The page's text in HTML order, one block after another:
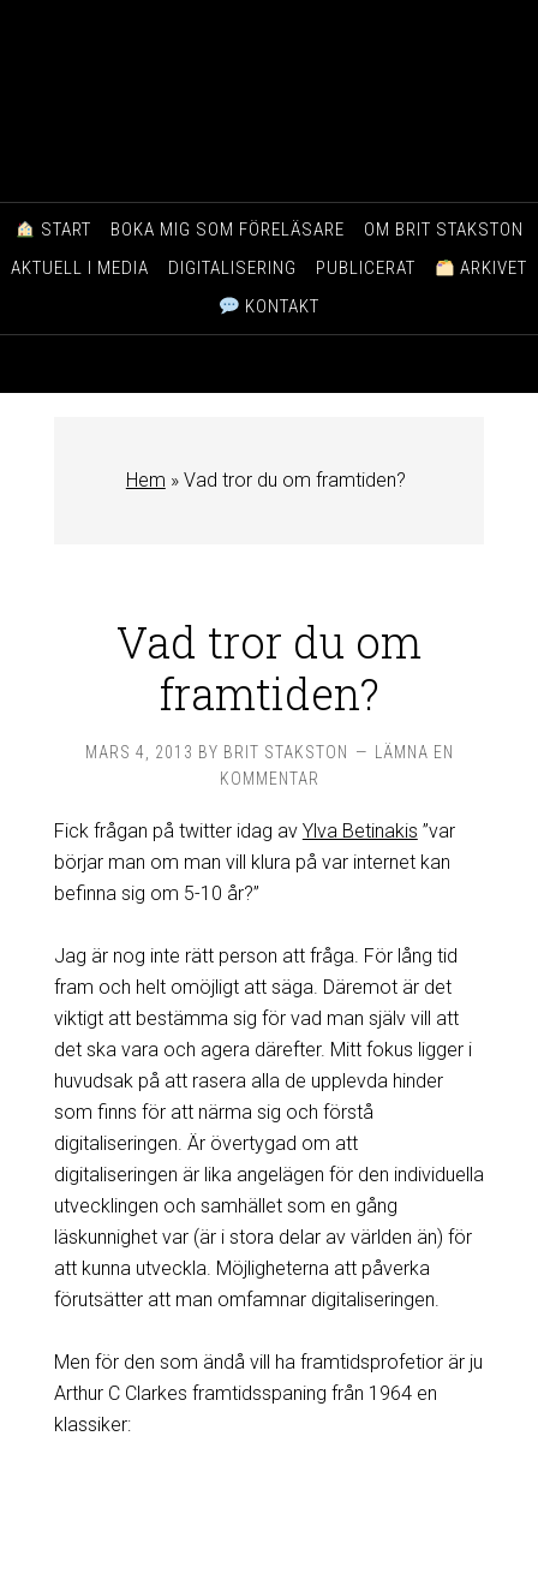
START BOKA MIG SOM FÖRELÄSARE
OM BRIT STAKSTON
AKTUELL I MEDIA
DIGITALISERING PUBLICERAT
ARKIVET
KONTAKT
Hem » Vad tror du om framtiden?
Vad tror du om
framtiden?
MARS 4, 2013 BY BRIT STAKSTON
LÄMNA EN
KOMMENTAR
Fick frågan på twitter idag av Ylva Betinakis ”var
börjar man om man vill klura på var internet kan
befinna sig om 5-10 år?”
Jag är nog inte rätt person att fråga. För lång tid
fram och helt omöjligt att säga. Däremot är det
viktigt att bestämma sig för vad man själv vill att
det ska vara och agera därefter. Mitt fokus ligger i
huvudsak på att rasera alla de upplevda hinder
som finns för att närma sig och förstå
digitaliseringen. Är övertygad om att
digitaliseringen är lika angelägen för den individuella
utvecklingen och samhället som en gång
läskunnighet var (är i stora delar av världen än) för
att kunna utveckla. Möjligheterna att påverka
förutsätter att man omfamnar digitaliseringen.
Men för den som ändå vill ha framtidsprofetior är ju
Arthur C Clarkes framtidsspaning från 1964 en
klassiker: